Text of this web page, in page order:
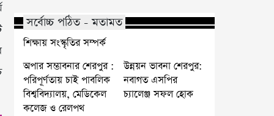
সর্বোচ্চ পঠিত - মতামত
শিক্ষায় সংস্কৃতির সম্পর্ক
অপার সম্ভাবনার শেরপুর :
পরিপূর্ণতায় চাই পাবলিক
বিশ্ববিদ্যালয়, মেডিকেল
কলেজ ও রেলপথ
উন্নয়ন ভাবনা শেরপুর:
নবাগত এসপির
চ্যালেঞ্জ সফল হোক